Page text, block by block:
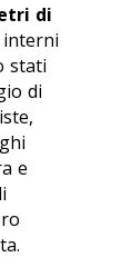
di
interni
stati
di
e